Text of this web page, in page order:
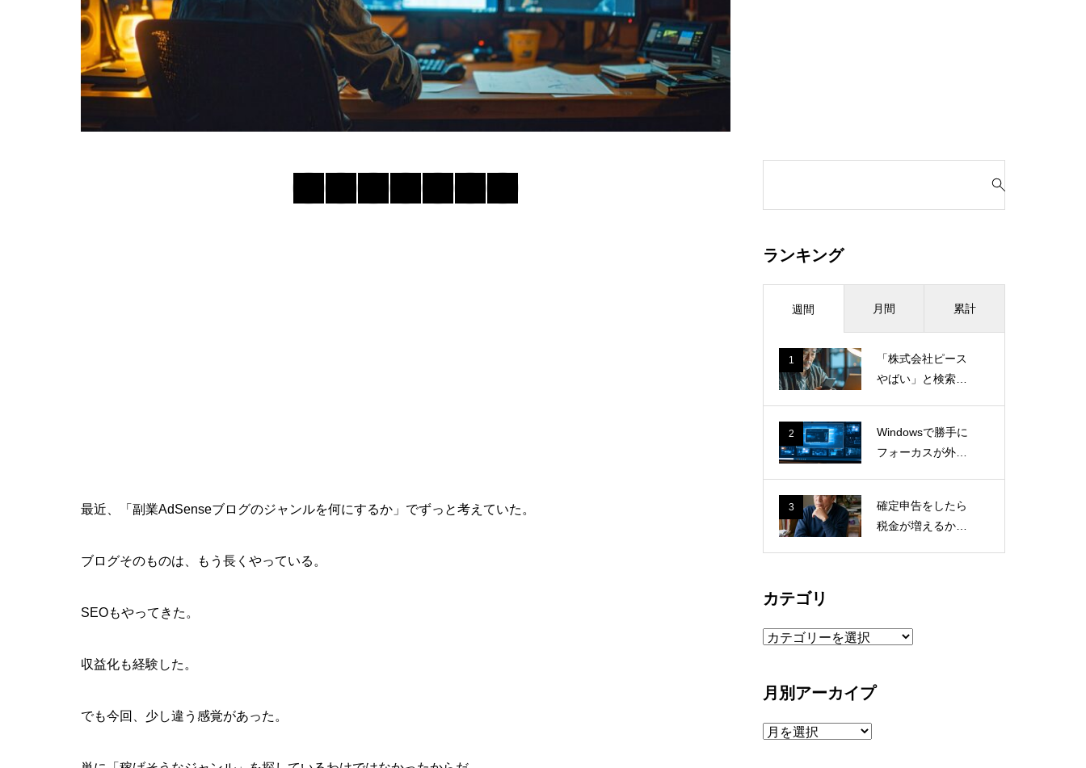
最近、「副業AdSenseブログのジャンルを何にするか」でずっと考えていた。
ブログそのものは、もう長くやっている。
SEOもやってきた。
収益化も経験した。
でも今回、少し違う感覚があった。
対
:ランキング
週間 月間 累計
1
「株式会社ピース
やばい」と検索し
人社長の本音
2
Windowsで勝手に
フォーカスが外れ
ktopとmsrdc.exe
の切り分け記録
3
確定申告をしたら
税金が増えるかも
カテゴリ
カ
リ
月別アーカイプ
月